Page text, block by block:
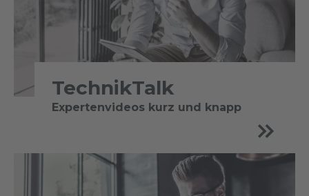
TechnikTalk
Expertenvideos kurz und knapp